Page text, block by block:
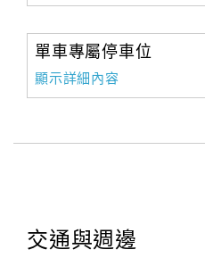
單車專屬停車位
顯示詳細內容
交通與週邊